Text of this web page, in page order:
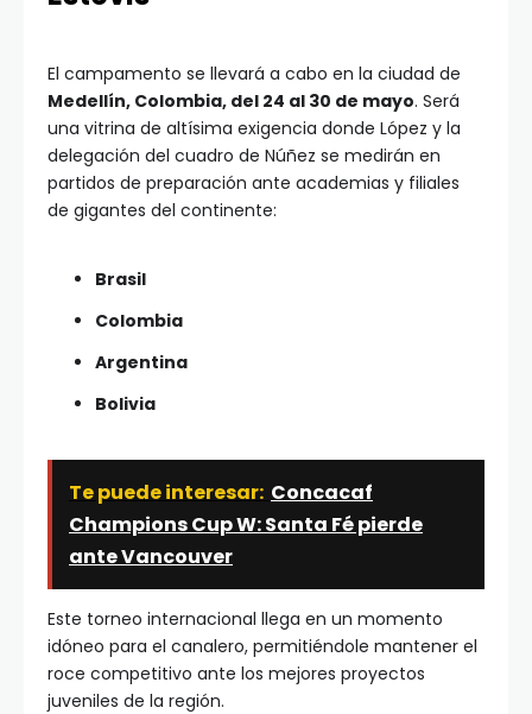
El campamento se llevará a cabo en la ciudad de
Medellín, Colombia, del 24 al 30 de mayo. Será
una vitrina de altísima exigencia donde López y la
delegación del cuadro de Núñez se medirán en
partidos de preparación ante academias y filiales
de gigantes del continente:
Brasil
Colombia
Argentina
Bolivia
Te puede interesar: Concacaf
Champions Cup W: Santa Fé pierde
ante Vancouver
Este torneo internacional llega en un momento
idóneo para el canalero, permitiéndole mantener el
roce competitivo ante los mejores proyectos
juveniles de la región.